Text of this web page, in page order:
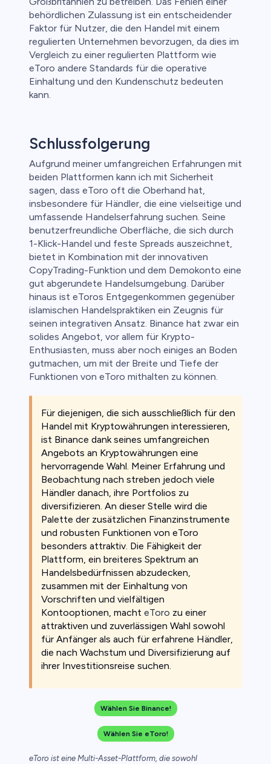
behördlichen Zulassung ist ein entscheidender
Faktor für Nutzer, die den Handel mit einem
regulierten Unternehmen bevorzugen, da dies im
Vergleich zu einer regulierten Plattform wie
eToro andere Standards für die operative
Einhaltung und den Kundenschutz bedeuten
kann.
Schlussfolgerung
Aufgrund meiner umfangreichen Erfahrungen mit
beiden Plattformen kann ich mit Sicherheit
sagen, dass eToro oft die Oberhand hat,
insbesondere für Händler, die eine vielseitige und
umfassende Handelserfahrung suchen. Seine
benutzerfreundliche Oberfläche, die sich durch
1-Klick-Handel und feste Spreads auszeichnet,
bietet in Kombination mit der innovativen
CopyTrading-Funktion und dem Demokonto eine
gut abgerundete Handelsumgebung. Darüber
hinaus ist eToros Entgegenkommen gegenüber
islamischen Handelspraktiken ein Zeugnis für
seinen integrativen Ansatz. Binance hat zwar ein
solides Angebot, vor allem für Krypto-
Enthusiasten, muss aber noch einiges an Boden
gutmachen, um mit der Breite und Tiefe der
Funktionen von eToro mithalten zu können.
Für diejenigen, die sich ausschließlich für den
Handel mit Kryptowährungen interessieren,
ist Binance dank seines umfangreichen
Angebots an Kryptowährungen eine
hervorragende Wahl. Meiner Erfahrung und
Beobachtung nach streben jedoch viele
Händler danach, ihre Portfolios zu
diversifizieren. An dieser Stelle wird die
Palette der zusätzlichen Finanzinstrumente
und robusten Funktionen von eToro
besonders attraktiv. Die Fähigkeit der
Plattform, ein breiteres Spektrum an
Handelsbedürfnissen abzudecken,
zusammen mit der Einhaltung von
Vorschriften und vielfältigen
Kontooptionen, macht eToro zu einer
attraktiven und zuverlässigen Wahl sowohl
für Anfänger als auch für erfahrene Händler,
die nach Wachstum und Diversifizierung auf
ihrer Investitionsreise suchen.
Wählen Sie Binance!
Wählen Sie eToro!
eToro ist eine Multi-Asset-Plattform, die sowohl